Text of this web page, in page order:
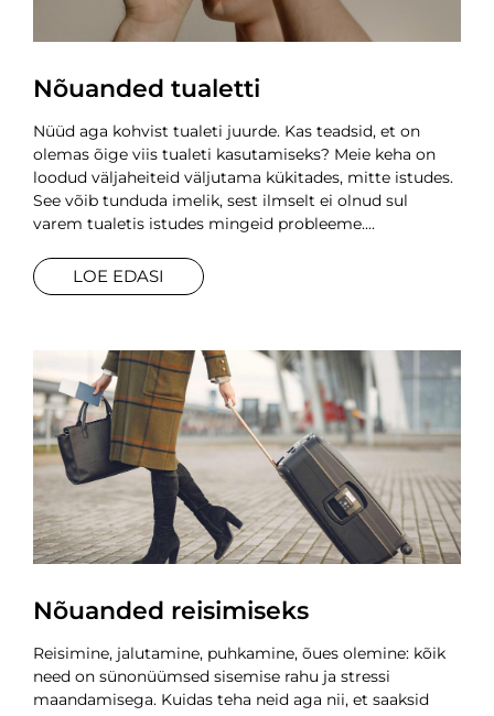
Nõuanded tualetti
Nüüd aga kohvist tualeti juurde. Kas teadsid, et on
olemas õige viis tualeti kasutamiseks? Meie keha on
loodud väljaheiteid väljutama kükitades, mitte istudes.
See võib tunduda imelik, sest ilmselt ei olnud sul
varem tualetis istudes mingeid probleeme.
LOE EDASI
Nõuanded reisimiseks
Reisimine, jalutamine, puhkamine, õues olemine: kõik
need on sünonüümsed sisemise rahu ja stressi
maandamisega. Kuidas teha neid aga nii, et saaksid